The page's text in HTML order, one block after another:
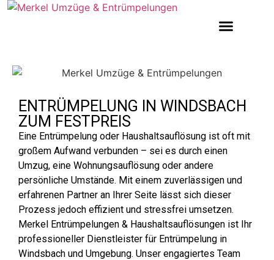
ENTRÜMPELUNG IN WINDSBACH
ZUM FESTPREIS
Eine Entrümpelung oder Haushaltsauflösung ist oft mit
großem Aufwand verbunden – sei es durch einen
Umzug, eine Wohnungsauflösung oder andere
persönliche Umstände. Mit einem zuverlässigen und
erfahrenen Partner an Ihrer Seite lässt sich dieser
Prozess jedoch effizient und stressfrei umsetzen.
Merkel Entrümpelungen & Haushaltsauflösungen ist Ihr
professioneller Dienstleister für Entrümpelung in
Windsbach und Umgebung. Unser engagiertes Team